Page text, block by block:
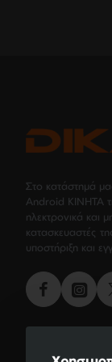
Στο κατάστημά
Android ΚΙΝΗΤΑ
ηλεκτρονικά και
κατασκευαστές
υποστήριξη και